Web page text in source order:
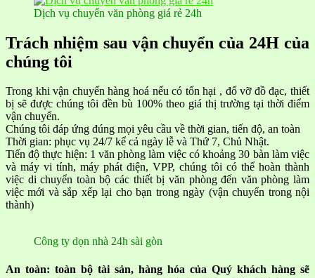
Dịch vụ chuyển văn phòng giá rẻ 24h
Trách nhiệm sau vận chuyển của 24H của
chúng tôi
Trong khi vận chuyển hàng hoá nếu có tổn hại , đổ vỡ đồ đạc, thiết
bị sẽ được chúng tôi đền bù 100% theo giá thị trường tại thời điểm
vận chuyển.
Chúng tôi đáp ứng đúng mọi yêu cầu về thời gian, tiến độ, an toàn
Thời gian: phục vụ 24/7 kể cả ngày lễ và Thứ 7, Chủ Nhật.
Tiến độ thực hiện: 1 văn phòng làm việc có khoảng 30 bàn làm việc
và máy vi tính, máy phát điện, VPP, chúng tôi có thể hoàn thành
việc di chuyển toàn bộ các thiết bị văn phòng đến văn phòng làm
việc mới và sắp xếp lại cho bạn trong ngày (vận chuyển trong nội
thành)
Công ty dọn nhà 24h sài gòn
An toàn: toàn bộ tài sản, hàng hóa của Quý khách hàng sẽ